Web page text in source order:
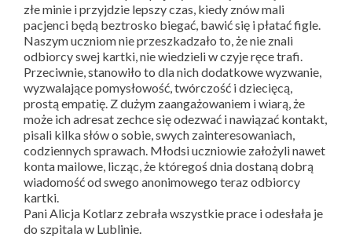
złe minie i przyjdzie lepszy czas, kiedy znów mali
pacjenci będą beztrosko biegać, bawić się i płatać figle.
Naszym uczniom nie przeszkadzało to, że nie znali
odbiorcy swej kartki, nie wiedzieli w czyje ręce trafi.
Przeciwnie, stanowiło to dla nich dodatkowe wyzwanie,
wyzwalające pomysłowość, twórczość i dziecięcą,
prostą empatię. Z dużym zaangażowaniem i wiarą, że
może ich adresat zechce się odezwać i nawiązać kontakt,
pisali kilka słów o sobie, swych zainteresowaniach,
codziennych sprawach. Młodsi uczniowie założyli nawet
konta mailowe, licząc, że któregoś dnia dostaną dobrą
wiadomość od swego anonimowego teraz odbiorcy
kartki.
Pani Alicja Kotlarz zebrała wszystkie prace i odesłała je
do szpitala w Lublinie.